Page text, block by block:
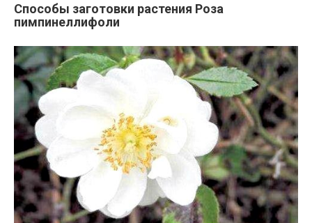
Способы заготовки растения Роза
пимпинеллифоли